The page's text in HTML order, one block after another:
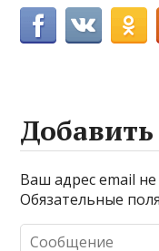
Ваш адрес email
Обязательные